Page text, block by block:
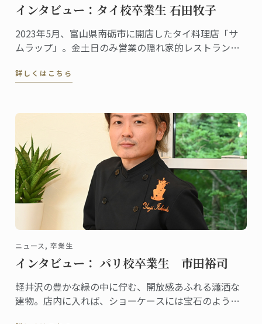
インタビュー：タイ校卒業生 石田牧子
2023年5月、富山県南砺市に開店したタイ料理店「サ
ムラップ」。金土日のみ営業の隠れ家的レストランに
既に評判、地元客はもちろん、遠くから足を延ばす人
詳しくはこちら
ニュース, 卒業生
インタビュー： パリ校卒業生 市田裕司
軽井沢の豊かな緑の中に佇む、開放感あふれる瀟洒な
建物。店内に入れば、ショーケースには宝石のように